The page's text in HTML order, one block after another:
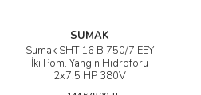
SUMAK
Sumak SHT 16 B 750/7 EEY
İki Pom. Yangın Hidroforu
2x7.5 HP 380V